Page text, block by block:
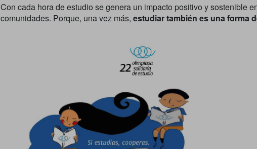
Con cada hora de estudio se genera un impacto positivo y sostenible
comunidades. Porque, una vez más, estudiar también es una forma